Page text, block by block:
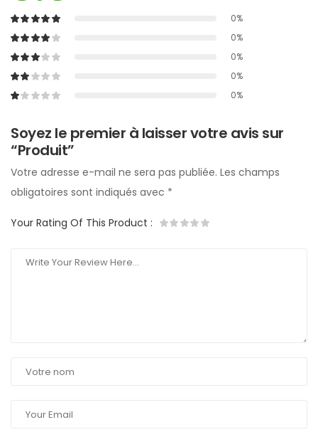
0%
0%
0%
0%
0%
Soyez le premier à laisser votre avis sur
“Produit”
Votre adresse e-mail ne sera pas publiée. Les champs
obligatoires sont indiqués avec *
Your Rating Of This Product :